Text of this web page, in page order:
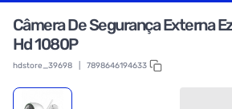
Câmera De Segurança Externa
Hd 1080P
hdstore_39698 7898646194633